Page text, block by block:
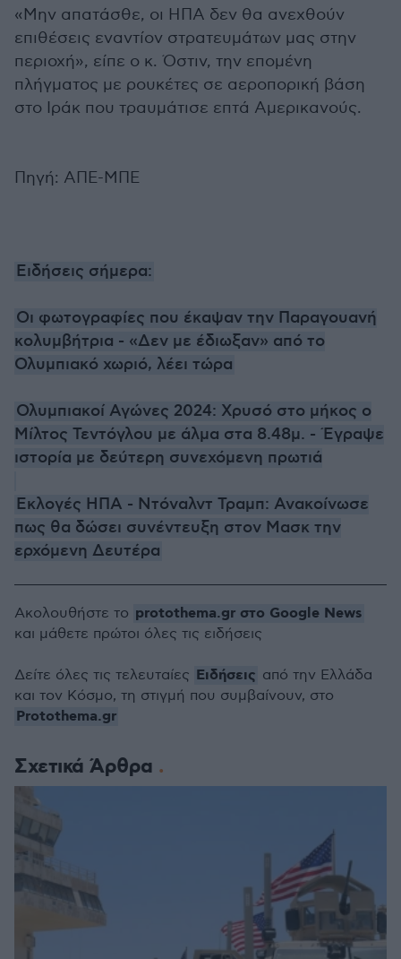
«Μην απατάσθε, οι ΗΠΑ δεν θα ανεχθούν
επιθέσεις εναντίον στρατευμάτων μας στην
περιοχή», είπε ο κ. Όστιν, την επομένη
πλήγματος με ρουκέτες σε αεροπορική βάση
στο Ιράκ που τραυμάτισε επτά Αμερικανούς.
Πηγή: ΑΠΕ-ΜΠΕ
Ειδήσεις σήμερα:
Οι φωτογραφίες που έκαψαν την Παραγουανή
κολυμβήτρια - «Δεν με έδιωξαν» από το
Ολυμπιακό χωριό, λέει τώρα
Ολυμπιακοί Αγώνες 2024: Χρυσό στο μήκος ο
Μίλτος Τεντόγλου με άλμα στα 8.48μ. - Έγραψε
ιστορία με δεύτερη συνεχόμενη πρωτιά
Εκλογές ΗΠΑ - Ντόναλντ Τραμπ: Ανακοίνωσε
πως θα δώσει συνέντευξη στον Μασκ την
ερχόμενη Δευτέρα
Σχετικά Άρθρα
Ακολουθήστε το protothema.gr στο Google News
και μάθετε πρώτοι όλες τις ειδήσεις
Δείτε όλες τις τελευταίες Ειδήσεις από την Ελλάδα
και τον Κόσμο, τη στιγμή που συμβαίνουν, στο
Protothema.gr